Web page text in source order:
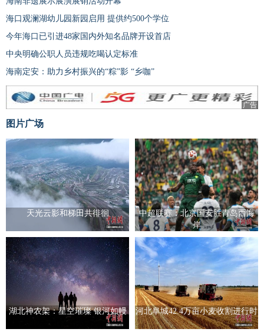
海口观澜湖幼儿园新园启用 提供约500个学位
今年海口已引进48家国内外知名品牌开设首店
中央明确公职人员违规吃喝认定标准
海南定安：助力乡村振兴的“粽”影 “乡咖”
广告
图片广场
天光云影和梯田共徘徊
中超联赛：北京国安胜青岛西海
岸
湖北神农架：星空璀璨 银河如幔 河北阜城42.4万亩小麦收割进行时